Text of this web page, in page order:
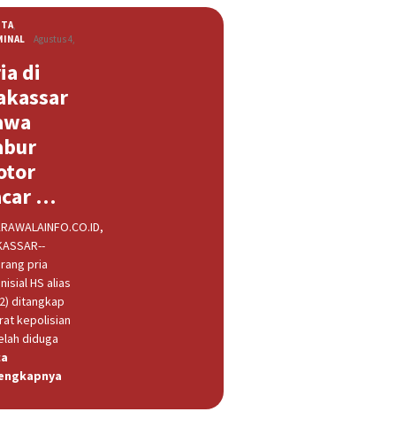
,
Agustus 4,
di
…
pria
HS alias
ditangkap
kepolisian
diduga